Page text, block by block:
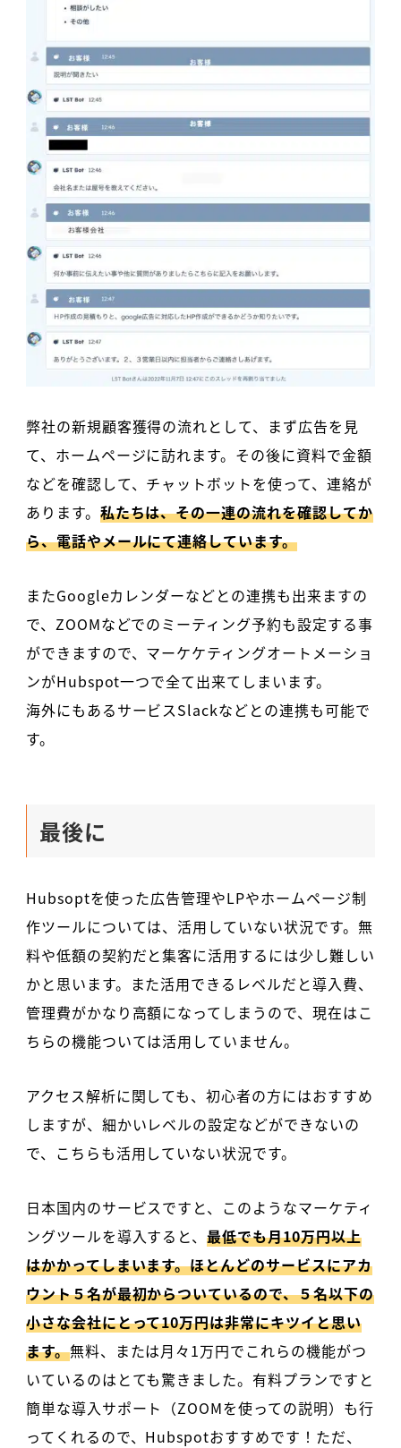
弊社の新規顧客獲得の流れとして、まず広告を見
て、ホームページに訪れます。その後に資料で金額
などを確認して、チャットボットを使って、連絡が
あります。 私たちは、その一連の流れを確認してか
ら、電話やメールにて連絡しています。
またGoogleカレンダーなどとの連携も出来ますの
で、ZOOMなどでのミーティング予約も設定する事
ができますので、マーケケティングオートメーショ
ンがHubspot一つで全て出来てしまいます。
海外にもあるサービスSlackなどとの連携も可能で
す。
最後に
Hubsoptを使った広告管理やLPやホームページ制
作ツールについては、活用していない状況です。無
料や低額の契約だと集客に活用するには少し難しい
かと思います。また活用できるレベルだと導入費、
管理費がかなり高額になってしまうので、現在はこ
ちらの機能ついては活用していません。
アクセス解析に関しても、初心者の方にはおすすめ
しますが、細かいレベルの設定などができないの
で、こちらも活用していない状況です。
日本国内のサービスですと、このようなマーケティ
ングツールを導入すると、最低でも月10万円以上
はかかってしまいます。ほとんどのサービスにアカ
ウント５名が最初からついているので、５名以下の
小さな会社にとって10万円は非常にキツイと思い
ます。無料、または月々1万円でこれらの機能がつ
いているのはとても驚きました。有料プランですと
簡単な導入サポート（ZOOMを使っての説明）も行
ってくれるので、Hubspotおすすめです！ただ、